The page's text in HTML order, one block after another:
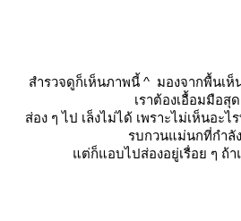
สำรวจดูก็เห็นภาพนี้ ^มองจากพื้นเห็
เราต้องเอื้อมมือสุ
ส่อง ๆ ไป เล็งไม่ได้ เพราะไม่เห็นอะ
รบกวนแม่นกที่กำลั
ต่ก็แอบไปส่องอยู่เรื่อย ๆ ถ้า